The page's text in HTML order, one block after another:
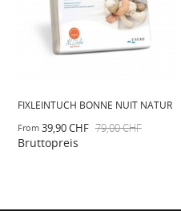
GILLETTE MACH3 TURBO 40
88,25 CHF 93,25 CHF